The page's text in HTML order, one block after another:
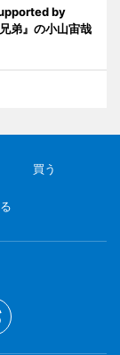
by
弟』の小山宙哉
買う